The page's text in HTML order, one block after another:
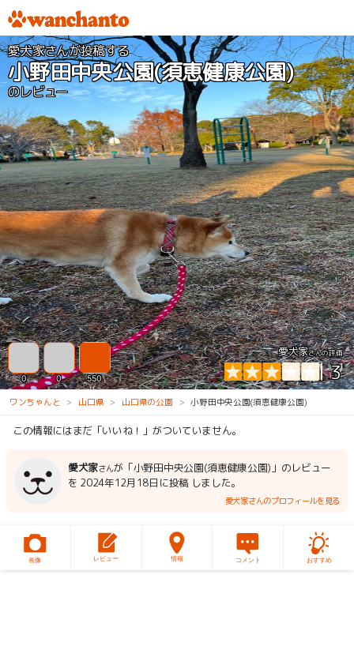
愛犬家さんが投稿する
小野田中央公園(須恵健康公園)
のレビュー
愛犬家さんの評価
3
0 0 550
ワンちゃんと 山口県 山口県の公園 小野田中央公園(須恵健康公園)
この情報にはまだ「いいね！」がついていません。
愛犬家さんが「小野田中央公園(須恵健康公園)」のレビュー
を 2024年12月18日に投稿 しました。
愛犬家さんのプロフィールを見る
画像 レビュー 情報 コメント おすすめ